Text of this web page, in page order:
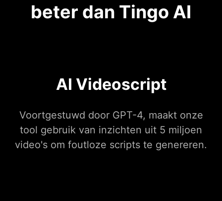
beter dan Tingo AI
AI Videoscript
Voortgestuwd door GPT-4, maakt onze
tool gebruik van inzichten uit 5 miljoen
video's om foutloze scripts te genereren.